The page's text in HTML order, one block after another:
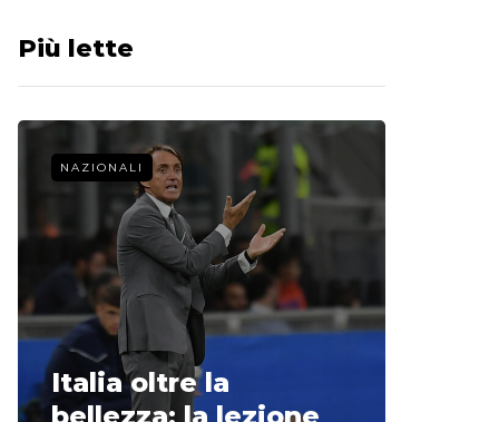
Più lette
NAZIONALI
Italia oltre la